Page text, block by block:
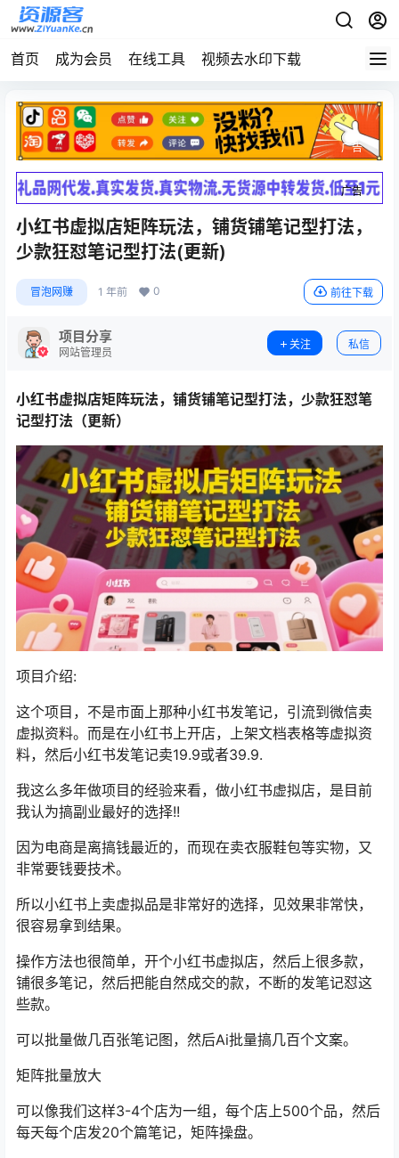
首页 成为会员 在线工具 视频去水印下载
广告
广告
小红书虚拟店矩阵玩法，铺货铺笔记型打法，
少款狂怼笔记型打法(更新)
冒泡网赚 1 年前 0 前往下载
项目分享
网站管理员
关注 私信
小红书虚拟店矩阵玩法 ，铺货铺笔记型打法，少款狂怼笔
记型打法（更新）
项目介绍:
这个项目，不是市面上那种小红书发笔记，引流到微信卖
虚拟资料。而是在小红书上开店，上架文档表格等虚拟资
料，然后小红书发笔记卖19.9或者39.9.
我这么多年做项目的经验来看，做小红书虚拟店，是目前
我认为搞副业最好的选择!!
因为电商是离搞钱最近的，而现在卖衣服鞋包等实物，又
非常要钱要技术。
所以小红书上卖虚拟品是非常好的选择，见效果非常快，
很容易拿到结果。
操作方法也很简单，开个小红书虚拟店，然后上很多款，
铺很多笔记，然后把能自然成交的款，不断的发笔记怼这
些款。
可以批量做几百张笔记图，然后Ai批量搞几百个文案。
矩阵批量放大
可以像我们这样3-4个店为一组，每个店上500个品，然后
每天每个店发20个篇笔记，矩阵操盘。